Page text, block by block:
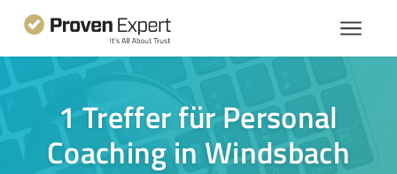
1 Treffer für Personal
Coaching in Windsbach